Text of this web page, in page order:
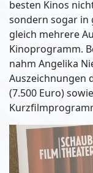
besten Kinos
sondern sogar in
gleich mehrere
Kinoprogramm.
nahm Angelika
Auszeichnungen
(7.500 Euro)